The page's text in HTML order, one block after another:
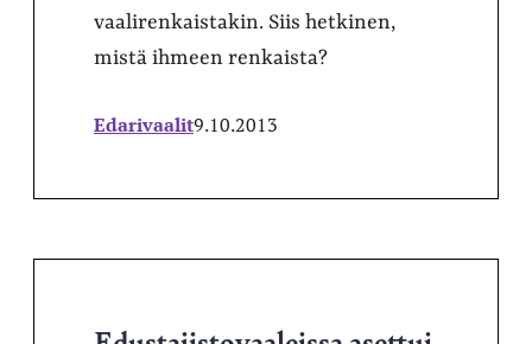
vaalirenkaistakin. Siis hetkinen,
mistä ihmeen renkaista?
Edarivaalit9.10.2013